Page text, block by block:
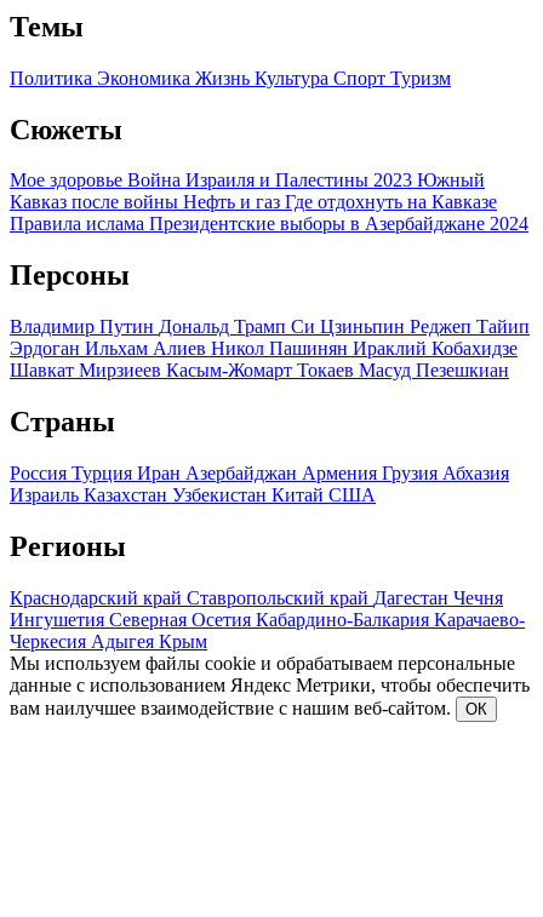
Темы
Политика Экономика Жизнь Культура Спорт Туризм
Сюжеты
Мое здоровье Война Израиля и Палестины 2023 Южный
Кавказ после войны Нефть и газ Где отдохнуть на Кавказе
Правила ислама Президентские выборы в Азербайджане 2024
Персоны
Владимир Путин Дональд Трамп Си Цзиньпин Реджеп Тайип
Эрдоган Ильхам Алиев Никол Пашинян Ираклий Кобахидзе
Шавкат Мирзиеев Касым-Жомарт Токаев Масуд Пезешкиан
Страны
Россия Турция Иран Азербайджан Армения Грузия Абхазия
Израиль Казахстан Узбекистан Китай США
Регионы
Краснодарский край Ставропольский край Дагестан Чечня
Ингушетия Северная Осетия Кабардино-Балкария Карачаево-
Черкесия Адыгея Крым
Мы используем файлы cookie и обрабатываем персональные
данные с использованием Яндекс Метрики, чтобы обеспечить
вам наилучшее взаимодействие с нашим веб-сайтом.
ОК